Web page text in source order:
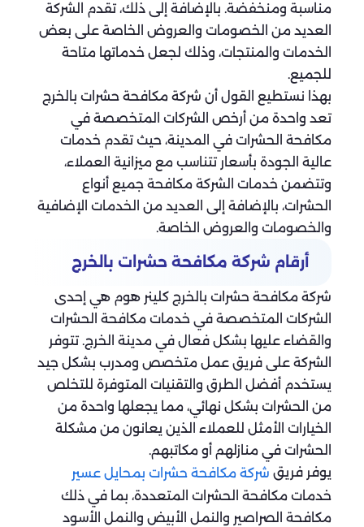
مناسبة ومنخفضة. بالإضافة إلى ذلك، تقدم الشركة
العديد من الخصومات والعروض الخاصة على بعض
الخدمات والمنتجات، وذلك لجعل خدماتها متاحة
للجميع.
بهذا نستطيع القول أن شركة مكافحة حشرات بالخرج
تعد واحدة من أرخص الشركات المتخصصة في
مكافحة الحشرات في المدينة، حيث تقدم خدمات
عالية الجودة بأسعار تتناسب مع ميزانية العملاء،
وتتضمن خدمات الشركة مكافحة جميع أنواع
الحشرات، بالإضافة إلى العديد من الخدمات الإضافية
والخصومات والعروض الخاصة.
أرقام شركة مكافحة حشرات بالخرج
شركة مكافحة حشرات بالخرج كلينر هوم هي إحدى
الشركات المتخصصة في خدمات مكافحة الحشرات
والقضاء عليها بشكل فعال في مدينة الخرج. تتوفر
الشركة على فريق عمل متخصص ومدرب بشكل جيد
يستخدم أفضل الطرق والتقنيات المتوفرة للتخلص
من الحشرات بشكل نهائي، مما يجعلها واحدة من
الخيارات الأمثل للعملاء الذين يعانون من مشكلة
الحشرات في منازلهم أو مكاتبهم.
يوفر فريق شركة مكافحة حشرات بمحايل عسير
خدمات مكافحة الحشرات المتعددة، بما في ذلك
مكافحة الصراصير والنمل الأبيض والنمل الأسود